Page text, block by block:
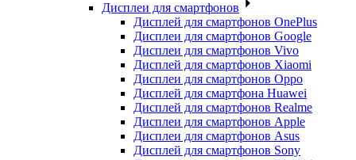
Дисплеи для смартфонов
Дисплей для смартфонов OnePlus
Дисплеи для смартфонов Google
Дисплеи для смартфонов Vivo
Дисплей для смартфонов Xiaomi
Дисплеи для смартфонов Oppo
Дисплей для смартфона Huawei
Дисплей для смартфонов Realme
Дисплеи для смартфонов Apple
Дисплеи для смартфонов Asus
Дисплей для смартфонов Sony